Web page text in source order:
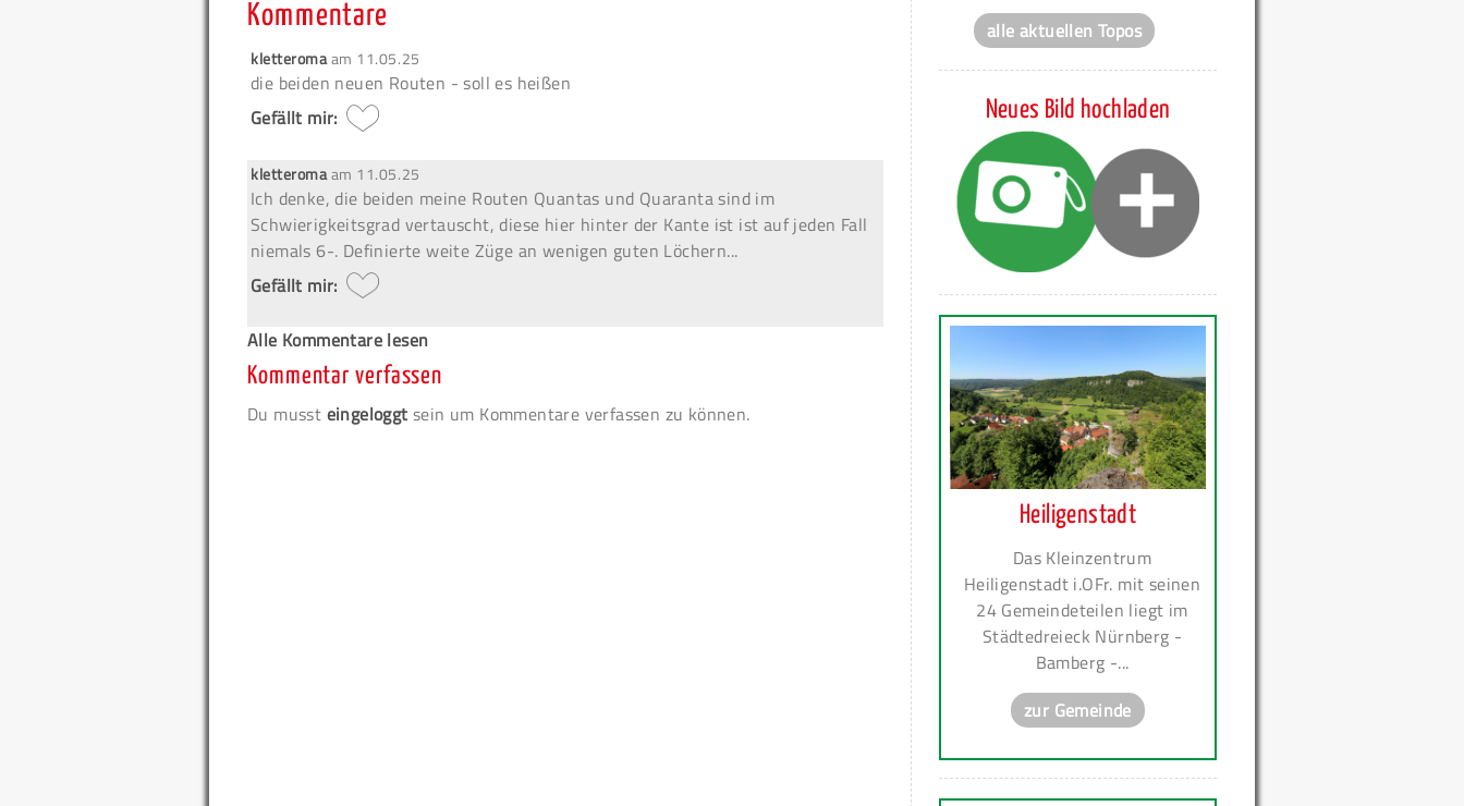
Kommentare
kletteromaam 11.05.25
die beiden neuen Routen - soll es heißen
Gefällt mir:
kletteromaam 11.05.25
Ich denke, die beiden meine Routen Quantas und Quaranta sind im
Schwierigkeitsgrad vertauscht, diese hier hinter der Kante ist ist auf jeden Fall
niemals 6-. Definierte weite Züge an wenigen guten Löchern...
Gefällt mir:
Alle Kommentare lesen
Kommentar verfassen
Du musst eingeloggt sein um Kommentare verfassen zu können.
alle aktuellen Topos
Neues Bild hochladen
Heiligenstadt
Das Kleinzentrum
Heiligenstadt i.OFr. mit seinen
24 Gemeindeteilen liegt im
Städtedreieck Nürnberg -
Bamberg -...
zur Gemeinde